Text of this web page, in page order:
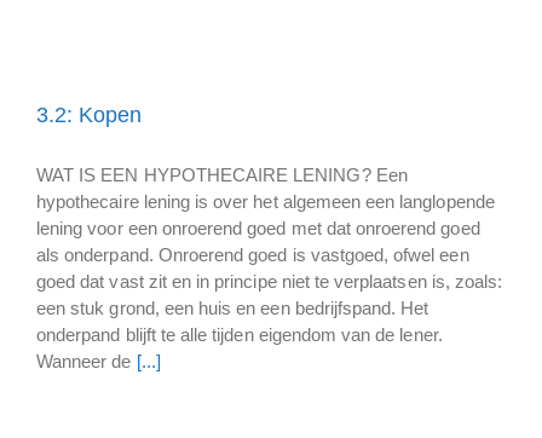
3.2: Kopen
WAT IS EEN HYPOTHECAIRE LENING? Een
hypothecaire lening is over het algemeen een langlopende
lening voor een onroerend goed met dat onroerend goed
als onderpand. Onroerend goed is vastgoed, ofwel een
goed dat vast zit en in principe niet te verplaatsen is, zoals:
een stuk grond, een huis en een bedrijfspand. Het
onderpand blijft te alle tijden eigendom van de lener.
Wanneer de [...]